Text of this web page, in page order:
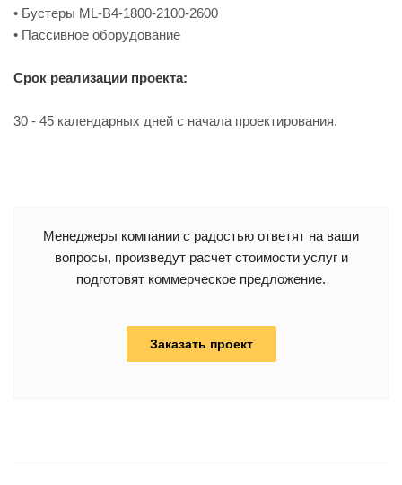
• Бустеры ML-B4-1800-2100-2600
• Пассивное оборудование
Срок реализации проекта:
30 - 45 календарных дней с начала проектирования.
Менеджеры компании с радостью ответят на ваши
вопросы, произведут расчет стоимости услуг и
подготовят коммерческое предложение.
Заказать проект